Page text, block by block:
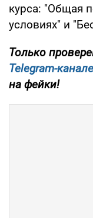
курса: "Общая
условиях" и
Только
Telegram-канале
на фейки!